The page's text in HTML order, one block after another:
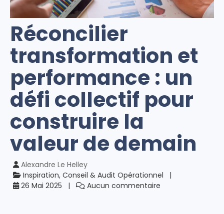
Réconcilier
transformation et
performance : un
défi collectif pour
construire la
valeur de demain
Alexandre Le Helley
Inspiration, Conseil & Audit Opérationnel
26 Mai 2025
Aucun commentaire